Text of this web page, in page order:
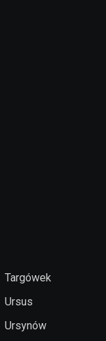
Targówek
Ursus
Ursynów